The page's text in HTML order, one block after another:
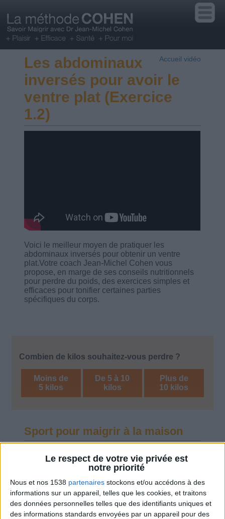
Le respect de votre vie privée est
notre priorité
Nous et nos 1538 partenaires stockons et/ou accédons à des
informations sur un appareil, telles que les cookies, et traitons
des données personnelles telles que des identifiants uniques et
des informations standards envoyées par un appareil pour des
Accueil vidéo
Les abdominaux
inversés pour avoir le
ventre plat (Exercice
1.2)
Voici le meilleur moyen de pratiquer les
abdominaux inversés pour obtenir un ventre
plat.Votre coach Jean-Michel Cohen vous
propose, en marge de ses conseils nutritionnels
pour perdre du poids, des exercices simples et
efficaces pour tonifier certaines parties
spécifiques du corps.
Combien de kilos souhaitez-vous perdre ?
Moins de
5 kilos
De 5 à 10
kilos
Plus de
10 kilos
Sport pour maigrir à la maison
Voir tout
pratiquer à la maison pour accompagner la
perte de poids et muscler des zones